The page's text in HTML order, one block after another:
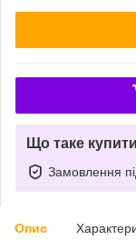
Що таке
Замовлення
Опис